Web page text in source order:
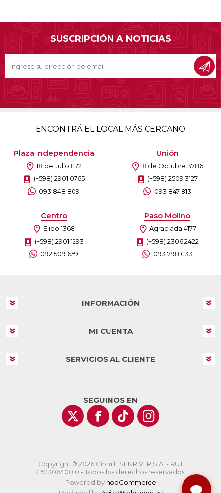
SUSCRIPCIÓN A NOTICIAS
ENCONTRÁ EL LOCAL MÁS CERCANO
Plaza Independencia
18 de Julio 872
(+598) 2901 0765
093 848 809
Unión
8 de Octubre 3786
(+598) 2509 3127
093 847 813
Centro
Ejido 1368
(+598) 2901 1293
092 509 659
Paso Molino
Agraciada 4177
(+598) 2306 2422
093 798 033
INFORMACIÓN
MI CUENTA
SERVICIOS AL CLIENTE
SEGUINOS EN
Copyright ® 2026 Circuit. SENRIVER S.A. - RUT
215230640010 - Todos los derechos reservados.
Powered by nopCommerce